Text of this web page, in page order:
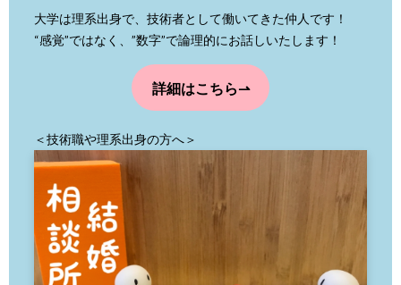
大学は理系出身で、技術者として働いてきた仲人です！
“感覚”ではなく、”数字”で論理的にお話しいたします！
詳細はこちら⇀
＜技術職や理系出身の方へ＞